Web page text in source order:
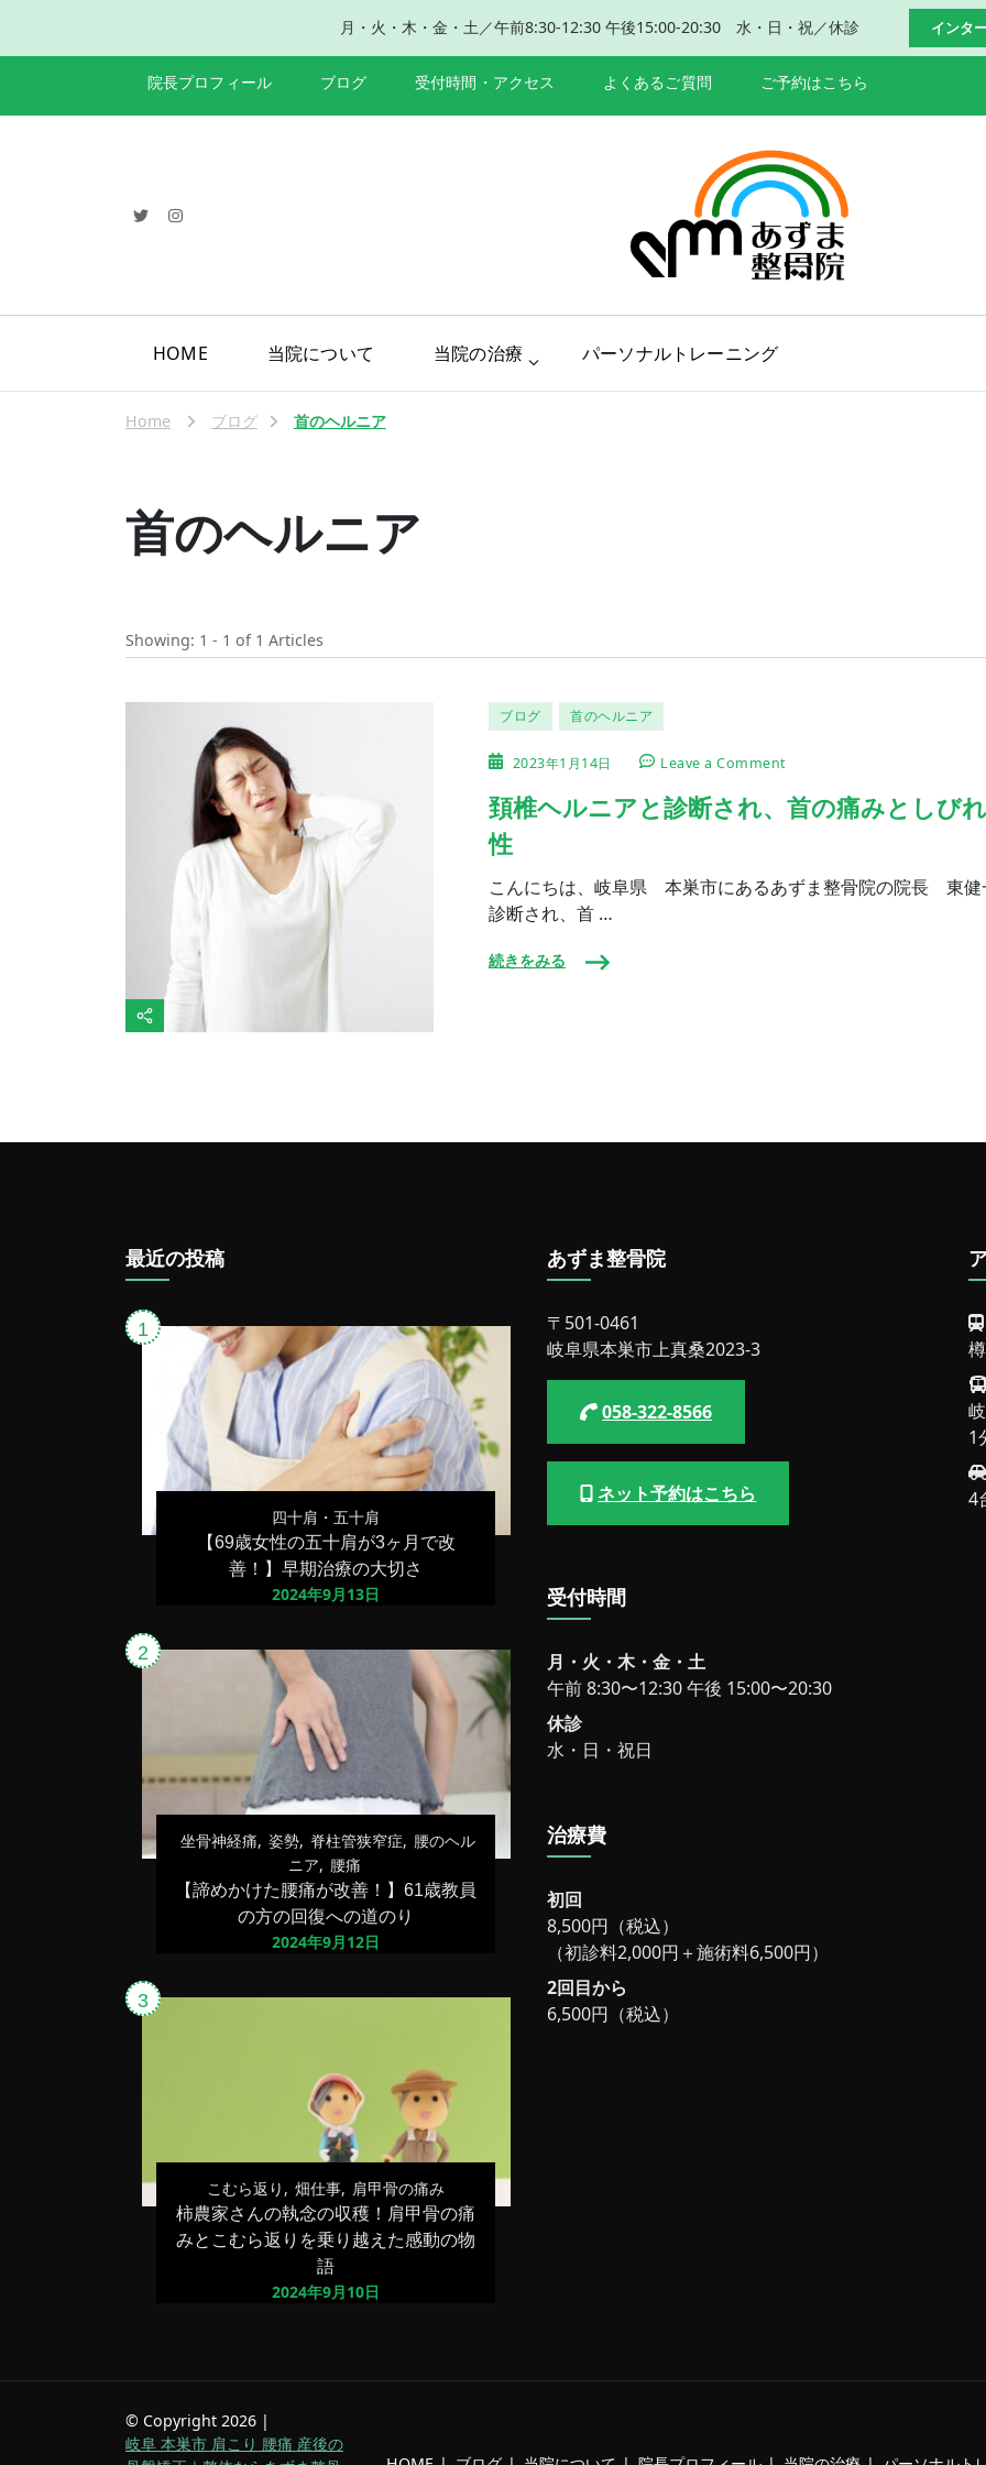
月・火・木・金・土／午前8:30-12:30 午後15:00-20:30 水・日・祝／休診 インタ
院長プロフィール ブログ 受付時間・アクセス よくあるご質問 ご予約はこちら
岐阜 本巣市 肩
HOME 当院について 当院の治療 パーソナルトレーニング
Home ブログ 首のヘルニア
首のヘルニア
Showing: 1 - 1 of 1 Articles
2023年1月14日 Leave a Commenton
椎
ヘ
ア
と
れ
ブログ 首のヘルニア
頚椎ヘルニアと診断され、首の痛みとしび
性
こんにちは、岐阜県 本巣市にあるあずま整骨院の院長 東健
診断され、首 …
続きをみる
最近の投稿
四十肩・五十肩
【69歳女性の五十肩が3ヶ月で改
善！】早期治療の大切さ
2024年9月13日
坐骨神経痛 姿勢 脊柱管狭窄症
腰のヘル
ニア
腰痛
【諦めかけた腰痛が改善！】61歳教員
の方の回復への道のり
2024年9月12日
こむら返り 畑仕事 肩甲骨の痛み
柿農家さんの執念の収穫！肩甲骨の痛
みとこむら返りを乗り越えた感動の物
語
2024年9月10日
あずま整骨院
〒501-0461
岐阜県本巣市上真桑2023-3
058-322-8566
ネット予約はこちら
受付時間
月・火・木・金・土
午前 8:30〜12:30 午後 15:00〜20:30
休診
水・日・祝日
治療費
初回
8,500円（税込）
（初診料2,000円＋施術料6,500円）
2回目から
6,500円（税込）
1
4
© Copyright 2026 |
岐阜 本巣市 肩こり 腰痛 産後の